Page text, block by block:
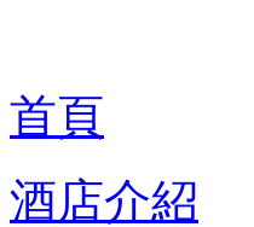
首頁
酒店介紹